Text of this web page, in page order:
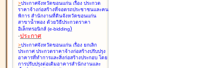
>ประกาศจังหวัดขอนแก่น เรื่อง ประกวด
ราคาจ้างก่อสร้างที่จอดรถประชาชนและคน
พิการ สำนักงานที่ดินจังหวัดขอนแก่น
สาขาน้ำพอง ด้วยวิธีประกวดราคา
อิเล็กทรอนิกส์ (e-bidding)
-ประกาศ
>ประกาศจังหวัดขอนแก่น เรื่อง ยกเลิก
ประกาศ ประกวดราคาจ้างก่อสร้างปรับปรุง
อาคารที่ทำการและสิ่งก่อสร้างประกอบ โดย
การปรับปรุงต่อเติมอาคารสำนักงานและ